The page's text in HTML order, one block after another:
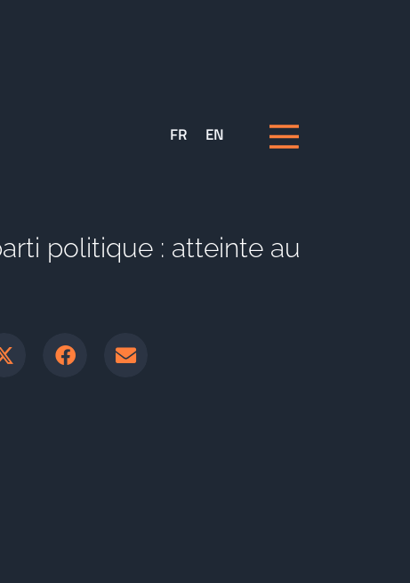
FR EN
politique : atteinte au